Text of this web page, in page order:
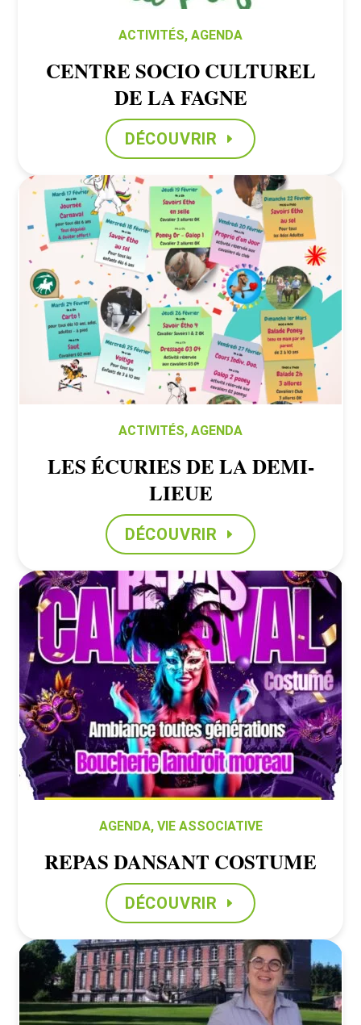
ACTIVITÉS, AGENDA
CENTRE SOCIO CULTUREL
DE LA FAGNE
DÉCOUVRIR
ACTIVITÉS, AGENDA
LES ÉCURIES DE LA DEMI-
LIEUE
DÉCOUVRIR
AGENDA, VIE ASSOCIATIVE
REPAS DANSANT COSTUME
DÉCOUVRIR